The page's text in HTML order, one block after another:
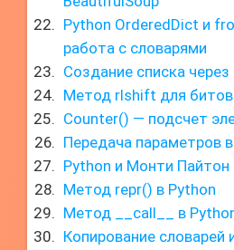
Python OrderedDict и
работа с словарями
Создание списка
Метод rlshift для
Counter() — подсчет
Передача параметров
Python и Монти Пайтон
Метод repr() в Python
Метод __call__ в
Копирование словарей